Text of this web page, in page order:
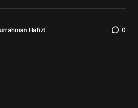
Hafizt 0